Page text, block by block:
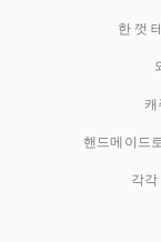
한 껏
캐
핸드메이드
각